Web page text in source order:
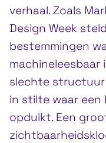
verhaal. Zoals
Design Week
bestemmingen
machineleesbaar
slechte structuur
in stilte waar een
opduikt. Een